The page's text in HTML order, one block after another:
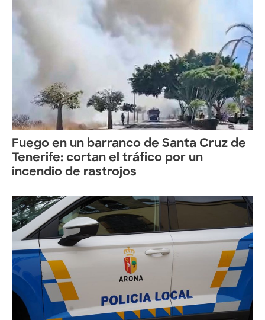
Fuego en un barranco de Santa Cruz de
Tenerife: cortan el tráfico por un
incendio de rastrojos